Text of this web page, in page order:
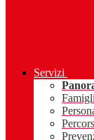
Servizi